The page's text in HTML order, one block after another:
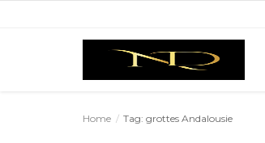
Home Tag: grottes Andalousie